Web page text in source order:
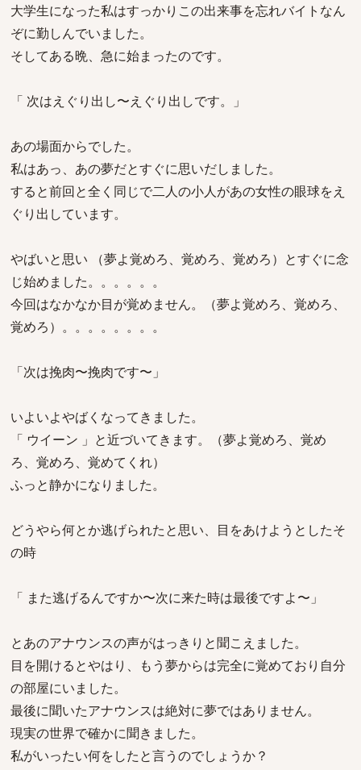
大学生になった私はすっかりこの出来事を忘れバイトなん
ぞに勤しんでいました。
そしてある晩、急に始まったのです。
「 次はえぐり出し〜えぐり出しです。」
あの場面からでした。
私はあっ、あの夢だとすぐに思いだしました。
すると前回と全く同じで二人の小人があの女性の眼球をえ
ぐり出しています。
やばいと思い （夢よ覚めろ、覚めろ、覚めろ）とすぐに念
じ始めました。。。。。。
今回はなかなか目が覚めません。（夢よ覚めろ、覚めろ、
覚めろ）。。。。。。。。
「次は挽肉〜挽肉です〜」
いよいよやばくなってきました。
「 ウイーン 」と近づいてきます。（夢よ覚めろ、覚め
ろ、覚めろ、覚めてくれ）
ふっと静かになりました。
どうやら何とか逃げられたと思い、目をあけようとしたそ
の時
「 また逃げるんですか〜次に来た時は最後ですよ〜」
とあのアナウンスの声がはっきりと聞こえました。
目を開けるとやはり、もう夢からは完全に覚めており自分
の部屋にいました。
最後に聞いたアナウンスは絶対に夢ではありません。
現実の世界で確かに聞きました。
私がいったい何をしたと言うのでしょうか？